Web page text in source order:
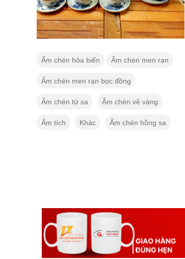
Ấm chén hỏa biến Ấm chén men rạn
Ấm chén men rạn bọc đồng
Ấm chén tử sa Ấm chén vẽ vàng
Ấm tích Khác Ấm chén hồng sa